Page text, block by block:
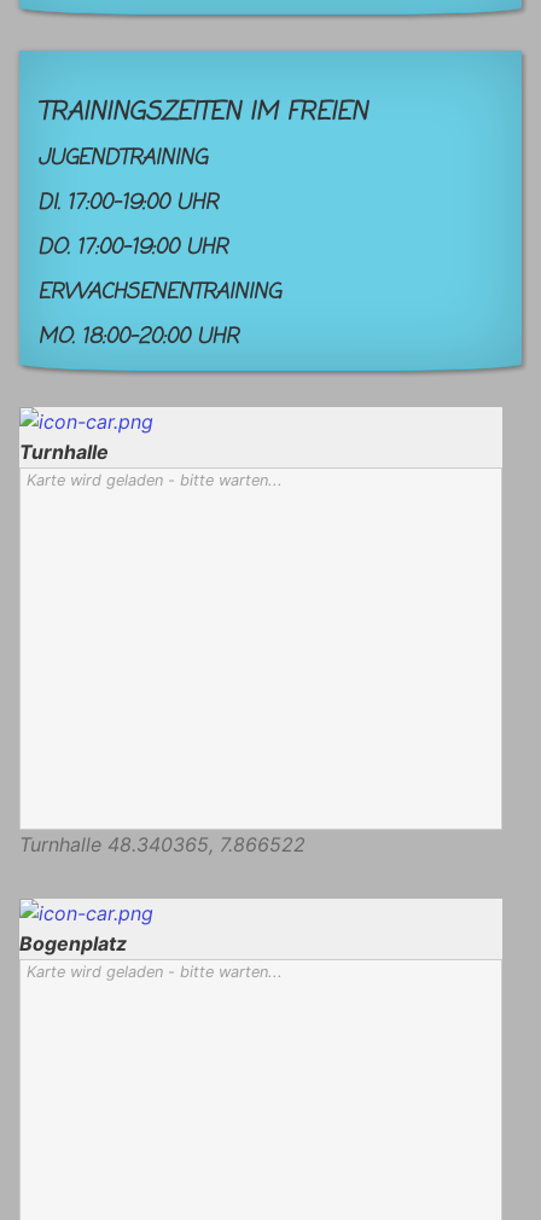
TRAININGSZEITEN IM FREIEN
JUGENDTRAINING
DI. 17:00-19:00 UHR
DO. 17:00-19:00 UHR
ERWACHSENENTRAINING
MO. 18:00-20:00 UHR
Turnhalle
Karte wird geladen - bitte warten...
Turnhalle 48.340365, 7.866522
Bogenplatz
Karte wird geladen - bitte warten...